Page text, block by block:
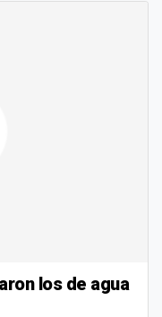
los de agua